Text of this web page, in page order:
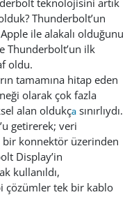
teknolojisini artık
Thunderbolt’un
ile alakalı olduğunu
Thunderbolt’un ilk
oldu.
tamamına hitap eden
olarak çok fazla
alan oldukça sınırlıydı.
getirerek; veri
bir konnektör üzerinden
Display’in
kullanıldı,
çözümler tek bir kablo